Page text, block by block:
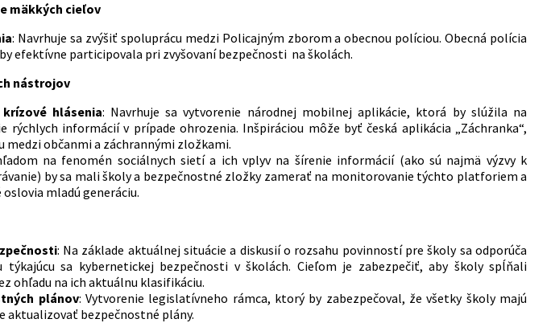
mäkkých cieľov
: Navrhuje sa zvýšiť spoluprácu medzi Policajným zborom a obecnou políciou. Obecná polícia
efektívne participovala pri zvyšovaní bezpečnosti na školách​​.
nástrojov
hlásenia: Navrhuje sa vytvorenie národnej mobilnej aplikácie, ktorá by slúžila na
rýchlych informácií v prípade ohrozenia. Inšpiráciou môže byť česká aplikácia „Záchranka“,
občanmi a záchrannými zložkami​.
na fenomén sociálnych sietí a ich vplyv na šírenie informácií (ako sú najmä výzvy k
by sa mali školy a bezpečnostné zložky zamerať na monitorovanie týchto platforiem a
mladú generáciu​​.
: Na základe aktuálnej situácie a diskusií o rozsahu povinností pre školy sa odporúča
sa kybernetickej bezpečnosti v školách. Cieľom je zabezpečiť, aby školy spĺňali
ohľadu na ich aktuálnu klasifikáciu​.
plánov: Vytvorenie legislatívneho rámca, ktorý by zabezpečoval, že všetky školy majú
bezpečnostné plány​.